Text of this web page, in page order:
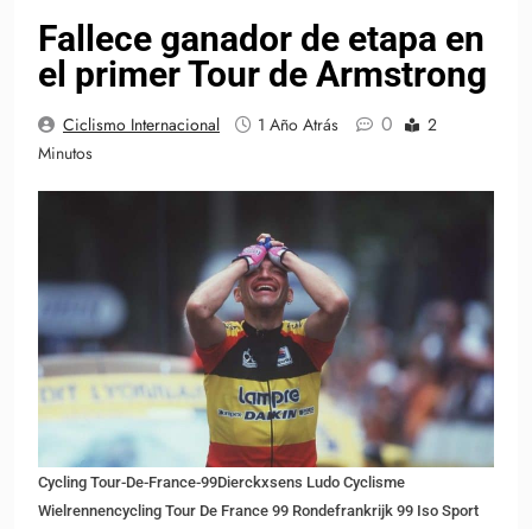
Fallece ganador de etapa en
el primer Tour de Armstrong
Ciclismo Internacional 1 Año Atrás 0
2
Minutos
Cycling Tour-De-France-99Dierckxsens Ludo Cyclisme
Wielrennencycling Tour De France 99 Rondefrankrijk 99 Iso Sport